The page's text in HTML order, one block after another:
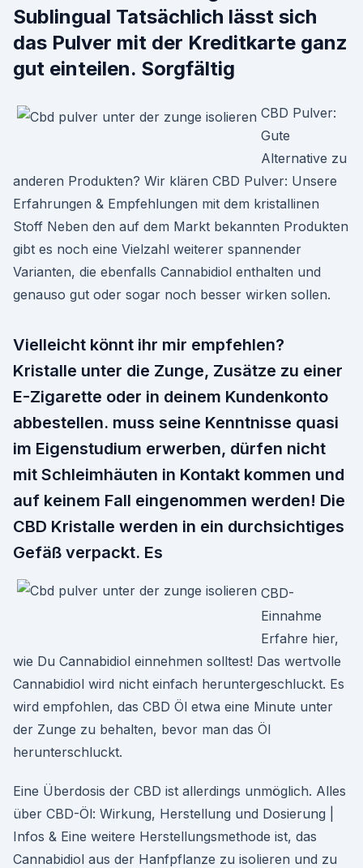
Sublingual Tatsächlich lässt sich
das Pulver mit der Kreditkarte ganz
gut einteilen. Sorgfältig
CBD Pulver:
Gute
Alternative zu
anderen Produkten? Wir klären CBD Pulver: Unsere
Erfahrungen & Empfehlungen mit dem kristallinen
Stoff Neben den auf dem Markt bekannten Produkten
gibt es noch eine Vielzahl weiterer spannender
Varianten, die ebenfalls Cannabidiol enthalten und
genauso gut oder sogar noch besser wirken sollen.
Vielleicht könnt ihr mir empfehlen?
Kristalle unter die Zunge, Zusätze zu einer
E-Zigarette oder in deinem Kundenkonto
abbestellen. muss seine Kenntnisse quasi
im Eigenstudium erwerben, dürfen nicht
mit Schleimhäuten in Kontakt kommen und
auf keinem Fall eingenommen werden! Die
CBD Kristalle werden in ein durchsichtiges
Gefäß verpackt. Es
CBD-
Einnahme
Erfahre hier,
wie Du Cannabidiol einnehmen solltest! Das wertvolle
Cannabidiol wird nicht einfach heruntergeschluckt. Es
wird empfohlen, das CBD Öl etwa eine Minute unter
der Zunge zu behalten, bevor man das Öl
herunterschluckt.
Eine Überdosis der CBD ist allerdings unmöglich. Alles
über CBD-Öl: Wirkung, Herstellung und Dosierung |
Infos & Eine weitere Herstellungsmethode ist, das
Cannabidiol aus der Hanfpflanze zu isolieren und zu